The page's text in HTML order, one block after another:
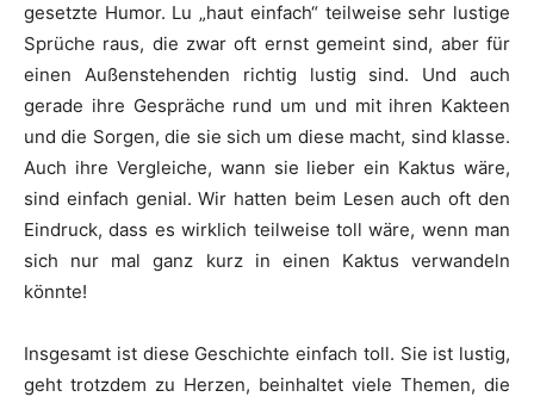
gesetzte Humor. Lu „haut einfach“ teilweise sehr lustige
Sprüche raus, die zwar oft ernst gemeint sind, aber für
einen Außenstehenden richtig lustig sind. Und auch
gerade ihre Gespräche rund um und mit ihren Kakteen
und die Sorgen, die sie sich um diese macht, sind klasse.
Auch ihre Vergleiche, wann sie lieber ein Kaktus wäre,
sind einfach genial. Wir hatten beim Lesen auch oft den
Eindruck, dass es wirklich teilweise toll wäre, wenn man
sich nur mal ganz kurz in einen Kaktus verwandeln
könnte!
Insgesamt ist diese Geschichte einfach toll. Sie ist lustig,
geht trotzdem zu Herzen, beinhaltet viele Themen, die